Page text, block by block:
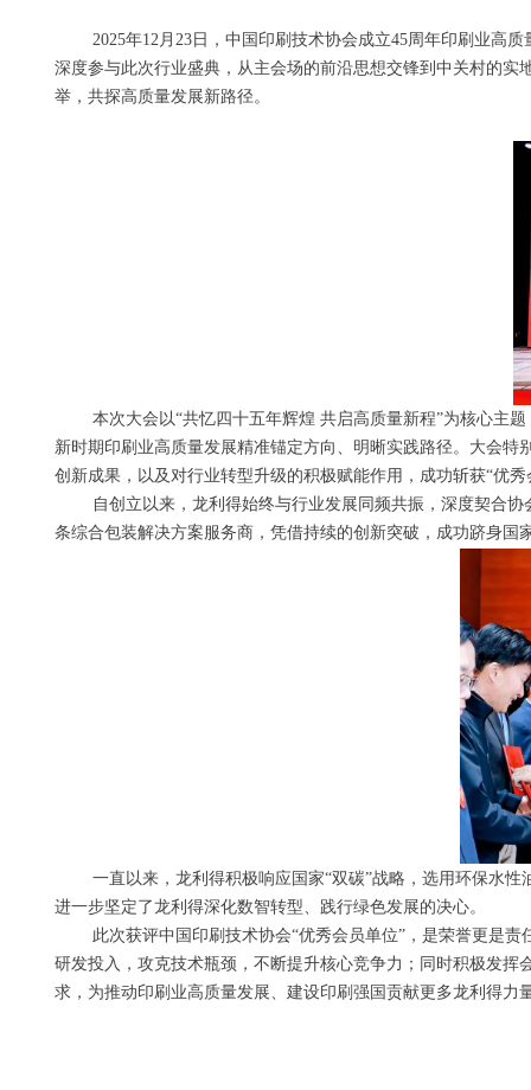
2025年12月23日，中国印刷技术协会成立45周年印刷业高
深度参与此次行业盛典，从主会场的前沿思想交锋到中关村的
举，共探高质量发展新路径。
本次大会以“共忆四十五年辉煌 共启高质量新程”为核心主题
新时期印刷业高质量发展精准锚定方向、明晰实践路径。大会
创新成果，以及对行业转型升级的积极赋能作用，成功斩获“优
自创立以来，龙利得始终与行业发展同频共振，深度契合协
条综合包装解决方案服务商，凭借持续的创新突破，成功跻身
一直以来，龙利得积极响应国家“双碳”战略，选用环保水性
进一步坚定了龙利得深化数智转型、践行绿色发展的决心。
此次获评中国印刷技术协会“优秀会员单位”，是荣誉更是责
研发投入，攻克技术瓶颈，不断提升核心竞争力；同时积极发
求，为推动印刷业高质量发展、建设印刷强国贡献更多龙利得力